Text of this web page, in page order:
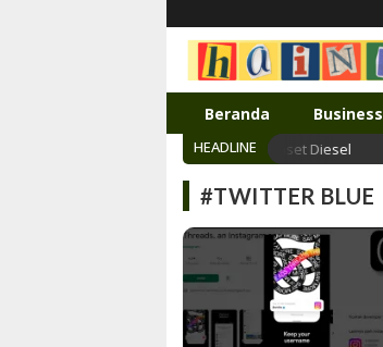
Inspirasi muda karya mandiri
Beranda Business
HEADLINE
Memperpanjang Usia Pakai Genset Diesel
#TWITTER BLUE